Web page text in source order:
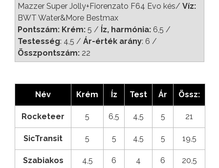
Mazzer Super Jolly+Fiorenzato F64 Evo kés/ Víz:
BWT Water&More Bestmax
Pontszám: Krém: 5 / Íz, harmónia: 6,5 /
Testesség: 4,5 / Ár-érték arány: 6 /
Összpontszám: 22
Név Krém Íz Test Ár Össz:
Rocketeer 5 6,5 4,5 5 21
SicTransit 5 5 4,5 5 19,5
Szabiakos 4,5 6 4 6 20,5